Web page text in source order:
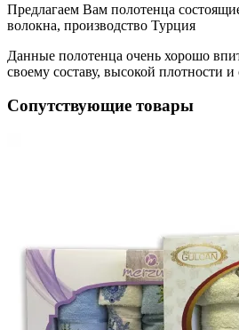
Предлагаем Вам полотенца
волокна, производство Турция
Данные полотенца очень хорошо
своему составу, высокой плотности и
Сопутствующие товары